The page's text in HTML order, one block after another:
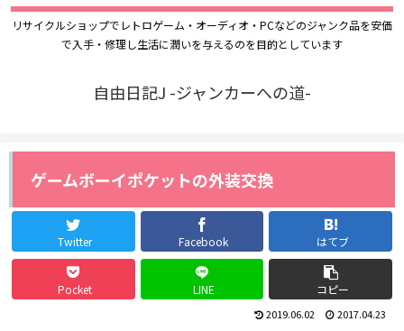
リサイクルショップでレトロゲーム・オーディオ・PCなどのジャンク品を安価
で入手・修理し生活に潤いを与えるのを目的としています
自由日記J -ジャンカーへの道-
ゲームボーイポケットの外装交換
Twitter Facebook はてブ
Pocket LINE コピー
2019.06.02 2017.04.23